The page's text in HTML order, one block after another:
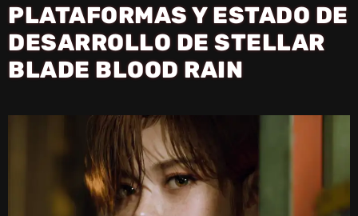
PLATAFORMAS Y ESTADO DE
DESARROLLO DE STELLAR
BLADE BLOOD RAIN